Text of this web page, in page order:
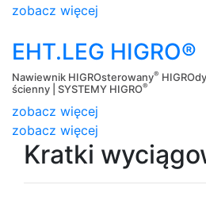
zobacz więcej
EHT.LEG HIGRO®
Nawiewnik HIGROsterowany®
ścienny | SYSTEMY HIGRO®
zobacz więcej
zobacz więcej
Kratki